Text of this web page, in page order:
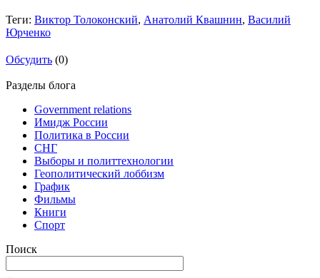
Теги: Виктор Толоконский, Анатолий Квашнин, Василий
Юрченко
Обсудить (0)
Разделы блога
Government relations
Имидж России
Политика в России
СНГ
Выборы и политтехнологии
Геополитический лоббизм
График
Фильмы
Книги
Спорт
Поиск